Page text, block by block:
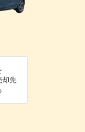
却先